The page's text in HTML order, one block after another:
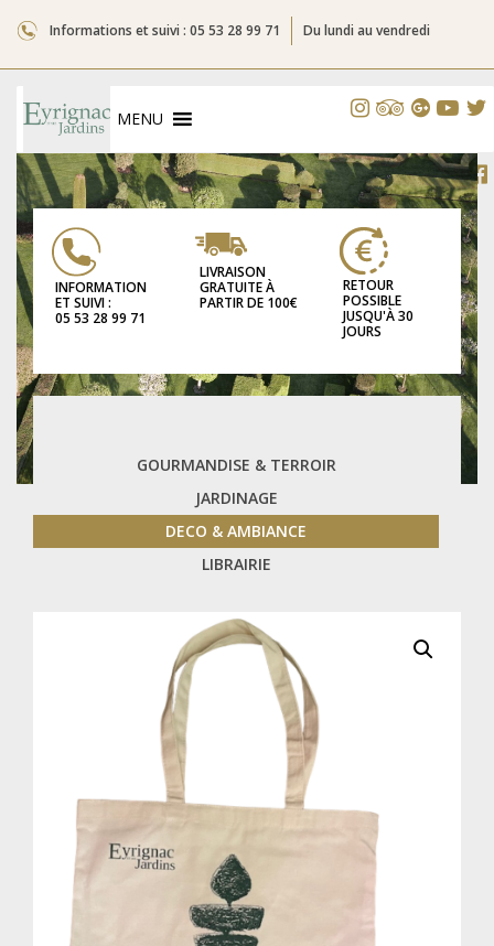
Informations et suivi : 05 53 28 99 71 Du lundi au vendredi
MENU
INFORMATION
ET SUIVI :
05 53 28 99 71
LIVRAISON
GRATUITE À
PARTIR DE 100€
RETOUR
POSSIBLE
JUSQU'À 30
JOURS
GOURMANDISE & TERROIR
JARDINAGE
DECO & AMBIANCE
LIBRAIRIE